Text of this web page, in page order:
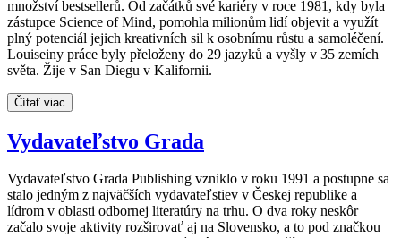
množství bestsellerů. Od začátků své kariéry v roce 1981, kdy byla
zástupce Science of Mind, pomohla milionům lidí objevit a využít
plný potenciál jejich kreativních sil k osobnímu růstu a samoléčení.
Louiseiny práce byly přeloženy do 29 jazyků a vyšly v 35 zemích
světa. Žije v San Diegu v Kalifornii.
Čítať viac
Vydavateľstvo Grada
Vydavateľstvo Grada Publishing vzniklo v roku 1991 a postupne sa
stalo jedným z najväčších vydavateľstiev v Českej republike a
lídrom v oblasti odbornej literatúry na trhu. O dva roky neskôr
začalo svoje aktivity rozširovať aj na Slovensko, a to pod značkou